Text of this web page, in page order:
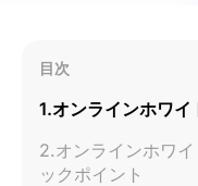
目次
1.オンラインホワイ
2.オンラインホワ
ックポイント